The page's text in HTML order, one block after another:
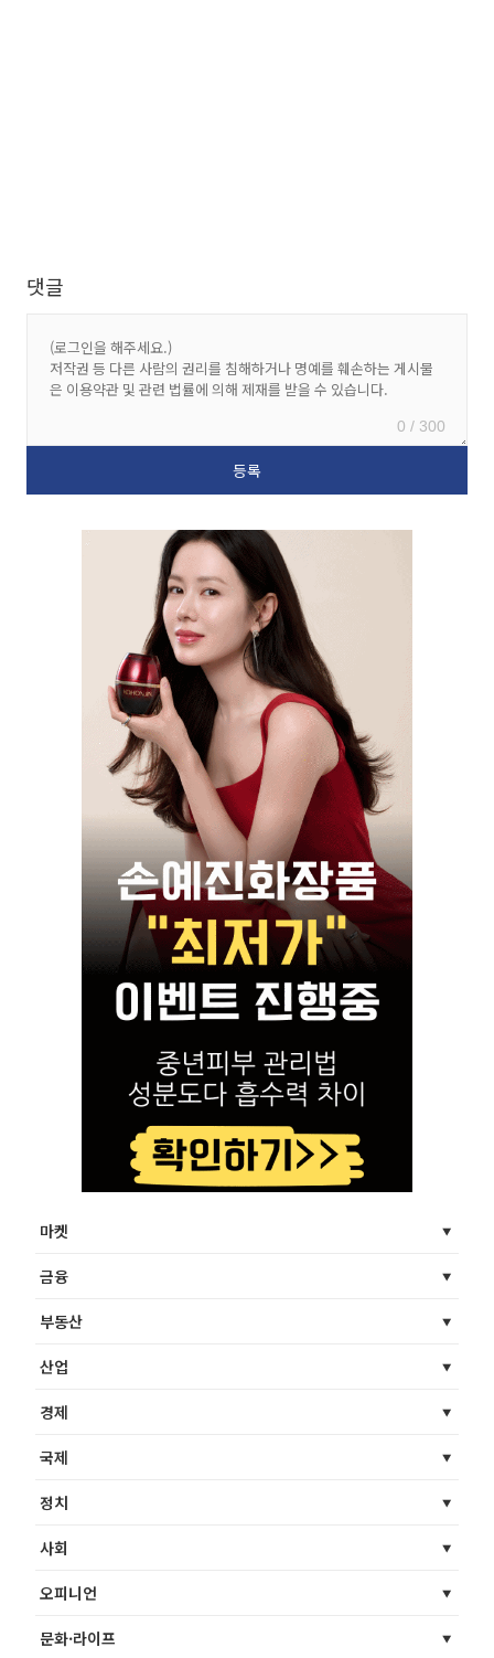
댓글
0 / 300
마켓
금융
부동산
산업
경제
국제
정치
사회
오피니언
문화·라이프